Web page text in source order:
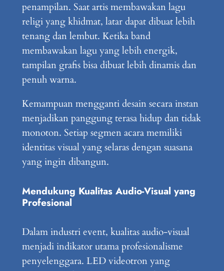
penampilan. Saat artis membawakan lagu
religi yang khidmat, latar dapat dibuat lebih
tenang dan lembut. Ketika band
membawakan lagu yang lebih energik,
tampilan grafis bisa dibuat lebih dinamis dan
penuh warna.
Kemampuan mengganti desain secara instan
menjadikan panggung terasa hidup dan tidak
monoton. Setiap segmen acara memiliki
identitas visual yang selaras dengan suasana
yang ingin dibangun.
Mendukung Kualitas Audio-Visual yang
Profesional
Dalam industri event, kualitas audio-visual
menjadi indikator utama profesionalisme
penyelenggara. LED videotron yang